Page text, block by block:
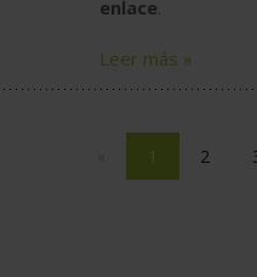
enlace.
Leer más »
1 2